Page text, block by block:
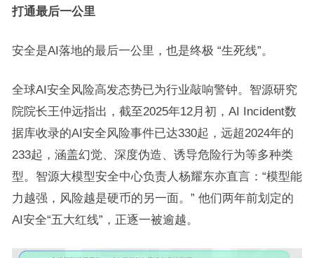
打通最后一公里
安全是AI落地的最后一公里，也是终极 “生死线”。
全球AI安全风险高发态势已为行业敲响警钟。智源研究
院院长王仲远指出，截至2025年12月初，AI Incident数
据库收录的AI安全风险事件已达330起，远超2024年的
233起，涵盖幻觉、深度伪造、诱导危险行为等多种类
型。智源大模型安全中心负责人杨耀东亦直言：“模型能
力越强，风险越是硬币的另一面。” 他们两年前划定的
AI安全“五大红线”，正逐一被逾越。